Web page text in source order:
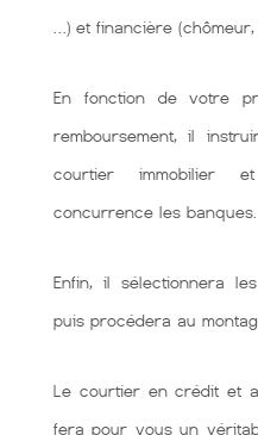
…) et financière
En fonction de votre
remboursement, il
courtier immobilier
concurrence les banques.
Enfin, il sélectionnera
puis procédera au
Le courtier en crédit et
fera pour vous un